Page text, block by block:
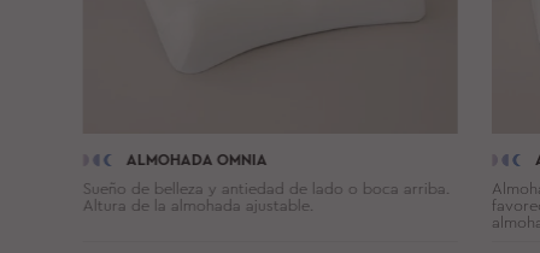
ALMOHADA OMNIA
Sueño de belleza y antiedad de lado o boca arriba.
Altura de la almohada ajustable.